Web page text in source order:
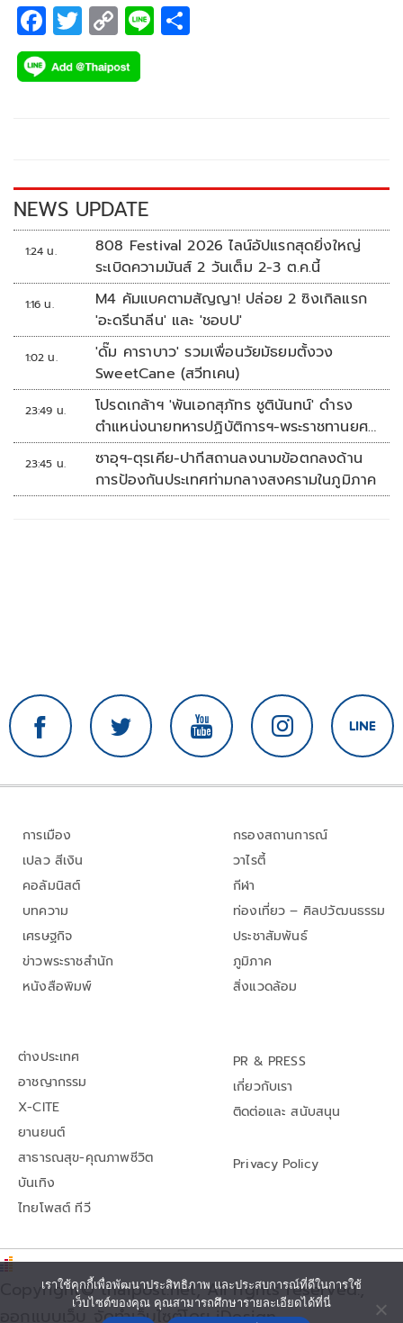
F
ac
e
k
T
wi
tt
C
o
p
k
Li
NEWS UPDATE
1:24 น.
808 Festival 2026 ไลน์อัปแรกสุดยิ่งใหญ่
ระเบิดความมันส์ 2 วันเต็ม 2-3 ต.ค.นี้
1:16 น.
M4 คัมแบคตามสัญญา! ปล่อย 2 ซิงเกิลแรก
'อะดรีนาลีน' และ 'ชอบU'
1:02 น.
'ดั๊ม คาราบาว' รวมเพื่อนวัยมัธยมตั้งวง
SweetCane (สวีทเคน)
23:49 น.
โปรดเกล้าฯ 'พันเอกสุภัทร ชูตินันทน์' ดำรง
ตำแหน่งนายทหารปฏิบัติการฯ-พระราชทานยศ
'พลตรี'
23:45 น.
ซาอุฯ-ตุรเคีย-ปากีสถานลงนามข้อตกลงด้าน
การป้องกันประเทศท่ามกลางสงครามในภูมิภาค
การเมือง
เปลว สีเงิน
คอลัมนิสต์
บทความ
เศรษฐกิจ
ข่าวพระราชสำนัก
หนังสือพิมพ์
กรองสถานการณ์
วาไรตี้
กีฬา
ท่องเที่ยว – ศิลปวัฒนธรรม
ประชาสัมพันธ์
ภูมิภาค
สิ่งแวดล้อม
ต่างประเทศ
อาชญากรรม
X-CITE
ยานยนต์
สาธารณสุข-คุณภาพชีวิต
บันเทิง
ไทยโพสต์ ทีวี
PR & PRESS
เกี่ยวกับเรา
ติดต่อและ สนับสนุน
Privacy Policy
Copyright© thaipost.net, All rights reserved.,
ออกแบบเว็บ จัดทำเว็บไซต์โดย iDesign
เราใช้คุกกี้เพื่อพัฒนาประสิทธิภาพ และประสบการณ์ที่ดีในการใช้
เว็บไซต์ของคุณ คุณสามารถศึกษารายละเอียดได้ที่นี่